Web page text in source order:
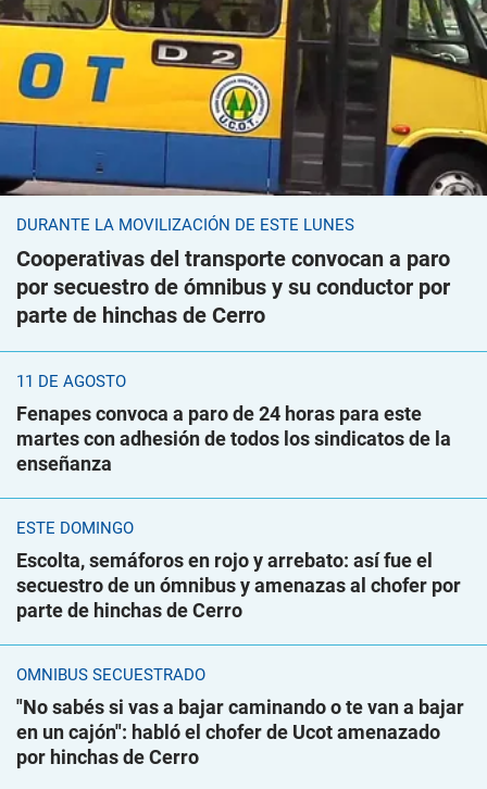
DURANTE LA MOVILIZACIÓN DE ESTE LUNES
Cooperativas del transporte convocan a paro
por secuestro de ómnibus y su conductor por
parte de hinchas de Cerro
11 DE AGOSTO
Fenapes convoca a paro de 24 horas para este
martes con adhesión de todos los sindicatos de la
enseñanza
ESTE DOMINGO
Escolta, semáforos en rojo y arrebato: así fue el
secuestro de un ómnibus y amenazas al chofer por
parte de hinchas de Cerro
ÓMNIBUS SECUESTRADO
"No sabés si vas a bajar caminando o te van a bajar
en un cajón": habló el chofer de Ucot amenazado
por hinchas de Cerro